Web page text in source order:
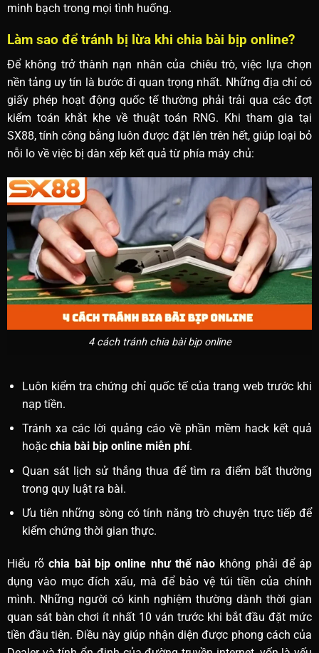
minh bạch trong mọi tình huống.
Làm sao để tránh bị lừa khi chia bài bịp online?
Để không trở thành nạn nhân của chiêu trò, việc lựa chọn
nền tảng uy tín là bước đi quan trọng nhất. Những địa chỉ có
giấy phép hoạt động quốc tế thường phải trải qua các đợt
kiểm toán khắt khe về thuật toán RNG. Khi tham gia tại
SX88, tính công bằng luôn được đặt lên trên hết, giúp loại bỏ
nỗi lo về việc bị dàn xếp kết quả từ phía máy chủ:
4 cách tránh chia bài bịp online
Luôn kiểm tra chứng chỉ quốc tế của trang web trước khi
nạp tiền.
Tránh xa các lời quảng cáo về phần mềm hack kết quả
hoặc chia bài bịp online miễn phí.
Quan sát lịch sử thắng thua để tìm ra điểm bất thường
trong quy luật ra bài.
Ưu tiên những sòng có tính năng trò chuyện trực tiếp để
kiểm chứng thời gian thực.
Hiểu rõchia bài bịp online như thế nào không phải để áp
dụng vào mục đích xấu, mà để bảo vệ túi tiền của chính
mình. Những người có kinh nghiệm thường dành thời gian
quan sát bàn chơi ít nhất 10 ván trước khi bắt đầu đặt mức
tiền đầu tiên. Điều này giúp nhận diện được phong cách của